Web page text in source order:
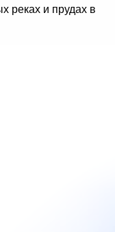
реках и прудах в